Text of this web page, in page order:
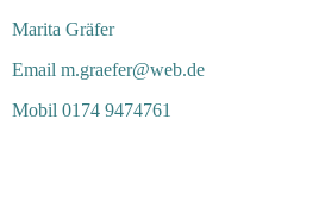
Marita Gräfer
Email m.graefer@web.de
Mobil 0174 9474761